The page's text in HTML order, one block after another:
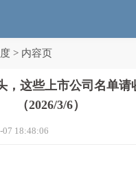
> 内容页
，这些上市公司名单请
（2026/3/6）
18:48:06